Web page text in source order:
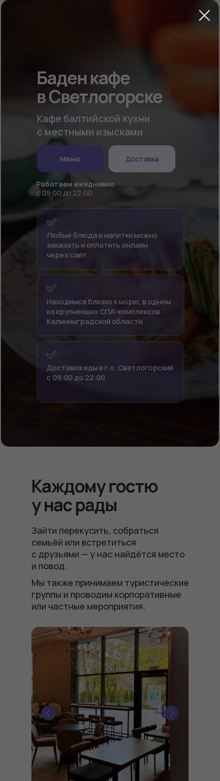
Баден кафе
в Светлогорске
Любые блюда и напитки можно
заказать и оплатить онлайн
через сайт
Работаем ежедневно
с 09:00 до 22:00
Находимся близко к морю, в одном
из крупнейших СПА-комплексов
Калининградской области
Доставка еды в г.о. Светлогорский
с 09:00 до 22:00
Кафе балтийской кухни
с местными изысками
Доставка
Меню
Каждому гостю
у нас рады
Зайти перекусить, собраться
семьёй или встретиться
с друзьями — у нас найдётся место
и повод.
Мы также принимаем туристические
группы и проводим корпоративные
или частные мероприятия.